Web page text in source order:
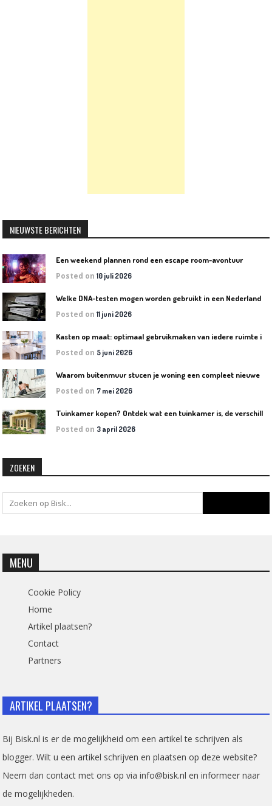
NIEUWSTE BERICHTEN
Een weekend plannen rond een escape room-avontuur
Posted on10 juli 2026
Posted on11 juni 2026
Posted on 5 juni 2026
Posted on 7 mei 2026
Posted on 3 april 2026
ZOEKEN
MENU
Cookie Policy
Home
Artikel plaatsen?
Contact
Partners
ARTIKEL PLAATSEN?
Bij Bisk.nl is er de mogelijkheid om een artikel te schrijven als
blogger. Wilt u een artikel schrijven en plaatsen op deze website?
Neem dan contact met ons op via info@bisk.nl en informeer naar
de mogelijkheden.